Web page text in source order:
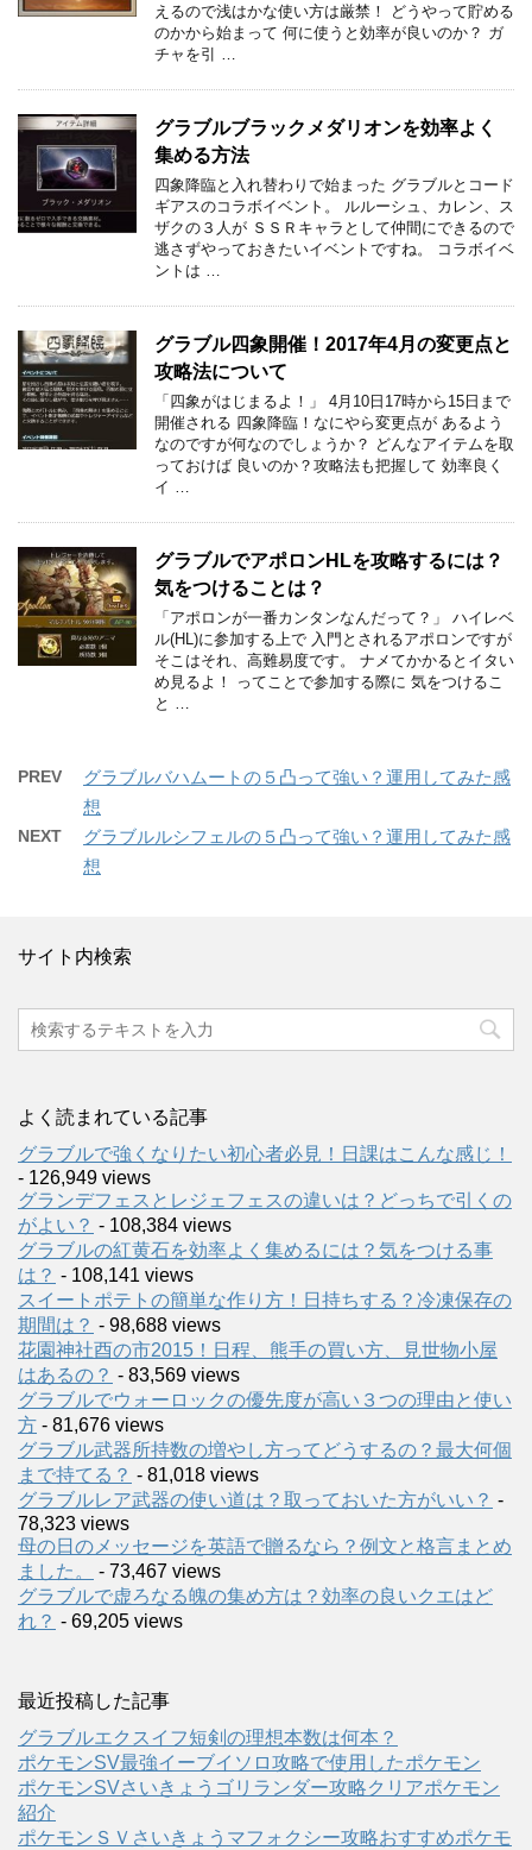
えるので浅はかな使い方は厳禁！ どうやって貯める
のかから始まって 何に使うと効率が良いのか？ ガ
チャを引 …
グラブルブラックメダリオンを効率よく
集める方法
四象降臨と入れ替わりで始まった グラブルとコード
ギアスのコラボイベント。 ルルーシュ、カレン、ス
ザクの３人が ＳＳＲキャラとして仲間にできるので
逃さずやっておきたいイベントですね。 コラボイベ
ントは …
グラブル四象開催！2017年4月の変更点と
攻略法について
「四象がはじまるよ！」 4月10日17時から15日まで
開催される 四象降臨！なにやら変更点が あるよう
なのですが何なのでしょうか？ どんなアイテムを取
っておけば 良いのか？攻略法も把握して 効率良く
イ …
グラブルでアポロンHLを攻略するには？
気をつけることは？
「アポロンが一番カンタンなんだって？」 ハイレベ
ル(HL)に参加する上で 入門とされるアポロンですが
そこはそれ、高難易度です。 ナメてかかるとイタい
め見るよ！ ってことで参加する際に 気をつけるこ
と …
PREV
グラブルバハムートの５凸って強い？運用してみた感
想
NEXT
グラブルルシフェルの５凸って強い？運用してみた感
想
サイト内検索
よく読まれている記事
グラブルで強くなりたい初心者必見！日課はこんな感じ！
- 126,949 views
グランデフェスとレジェフェスの違いは？どっちで引くの
がよい？ - 108,384 views
グラブルの紅黄石を効率よく集めるには？気をつける事
は？ - 108,141 views
スイートポテトの簡単な作り方！日持ちする？冷凍保存の
期間は？ - 98,688 views
花園神社酉の市2015！日程、熊手の買い方、見世物小屋
はあるの？ - 83,569 views
グラブルでウォーロックの優先度が高い３つの理由と使い
方 - 81,676 views
グラブル武器所持数の増やし方ってどうするの？最大何個
まで持てる？ - 81,018 views
グラブルレア武器の使い道は？取っておいた方がいい？ -
78,323 views
母の日のメッセージを英語で贈るなら？例文と格言まとめ
ました。
- 73,467 views
グラブルで虚ろなる魄の集め方は？効率の良いクエはど
れ？ - 69,205 views
最近投稿した記事
グラブルエクスイフ短剣の理想本数は何本？
ポケモンSV最強イーブイソロ攻略で使用したポケモン
ポケモンSVさいきょうゴリランダー攻略クリアポケモン
紹介
ポケモンＳＶさいきょうマフォクシー攻略おすすめポケモ